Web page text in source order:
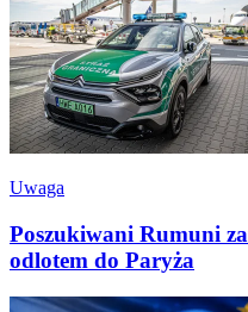
Uwaga
Poszukiwani Rumuni
odlotem do Paryża